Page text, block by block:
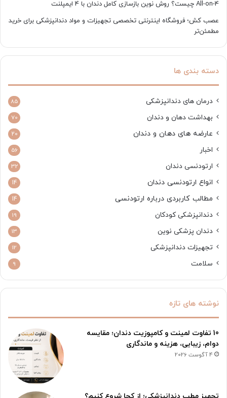
All-on-4 چیست؟ روش نوین بازسازی کامل دندان با 4 ایمپلنت
عصب کش؛ فروشگاه اینترنتی تخصصی تجهیزات و مواد دندانپزشکی برای خرید
مطمئن‌تر
دسته بندی ها
درمان های دندانپزشکی 85
بهداشت دهان و دندان 70
عارضه های دهان و دندان 20
اخبار 56
ارتودنسی دندان 32
انواع ارتودنسی دندان 14
مطالب کاربردی درباره ارتودنسی 14
دندانپزشکی کودکان 19
دندان پزشکی نوین 13
تجهیزات دندانپزشکی 12
سلامت 9
نوشته های تازه
10 تفاوت لمینت و کامپوزیت دندان؛ مقایسه
دوام، زیبایی، هزینه و ماندگاری
4 آگوست 2026